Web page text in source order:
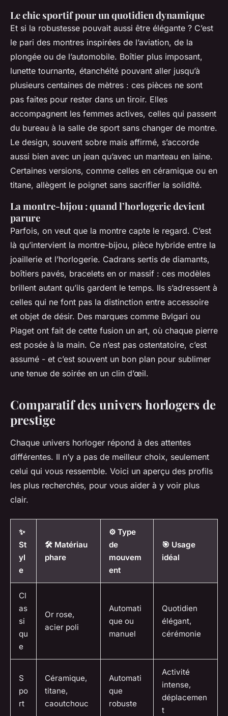
Le chic sportif pour un quotidien dynamique
Et si la robustesse pouvait aussi être élégante ? C’est
le pari des montres inspirées de l’aviation, de la
plongée ou de l’automobile. Boîtier plus imposant,
lunette tournante, étanchéité pouvant aller jusqu’à
plusieurs centaines de mètres : ces pièces ne sont
pas faites pour rester dans un tiroir. Elles
accompagnent les femmes actives, celles qui passent
du bureau à la salle de sport sans changer de montre.
Le design, souvent sobre mais affirmé, s’accorde
aussi bien avec un jean qu’avec un manteau en laine.
Certaines versions, comme celles en céramique ou en
titane, allègent le poignet sans sacrifier la solidité.
La montre-bijou : quand l’horlogerie devient
parure
Parfois, on veut que la montre capte le regard. C’est
là qu’intervient la montre-bijou, pièce hybride entre la
joaillerie et l’horlogerie. Cadrans sertis de diamants,
boîtiers pavés, bracelets en or massif : ces modèles
brillent autant qu’ils gardent le temps. Ils s’adressent à
celles qui ne font pas la distinction entre accessoire
et objet de désir. Des marques comme Bvlgari ou
Piaget ont fait de cette fusion un art, où chaque pierre
est posée à la main. Ce n’est pas ostentatoire, c’est
assumé - et c’est souvent un bon plan pour sublimer
une tenue de soirée en un clin d’œil.
Comparatif des univers horlogers de
prestige
Chaque univers horloger répond à des attentes
différentes. Il n’y a pas de meilleur choix, seulement
celui qui vous ressemble. Voici un aperçu des profils
les plus recherchés, pour vous aider à y voir plus
clair.
✨
St
yl
e
🛠️ Matériau
phare
⚙️ Type
de
mouvem
ent
🎯 Usage
idéal
Cl
as
si
qu
e
Or rose,
acier poli
Automati
que ou
manuel
Quotidien
élégant,
cérémonie
S
po
rt
Céramique,
titane,
caoutchouc
Automati
que
robuste
Activité
intense,
déplacemen
t